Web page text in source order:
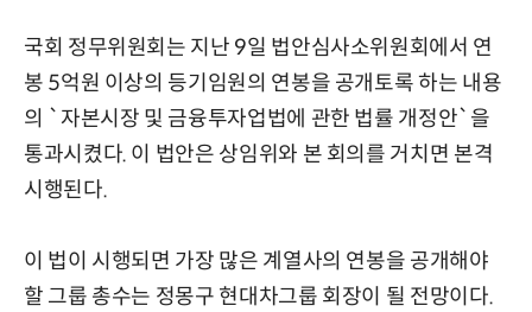
국회 정무위원회는 지난 9일 법안심사소위원회에서 연
봉 5억원 이상의 등기임원의 연봉을 공개토록 하는 내용
의 `자본시장 및 금융투자업법에 관한 법률 개정안`을
통과시켰다. 이 법안은 상임위와 본 회의를 거치면 본격
시행된다.
이 법이 시행되면 가장 많은 계열사의 연봉을 공개해야
할 그룹 총수는 정몽구 현대차그룹 회장이 될 전망이다.